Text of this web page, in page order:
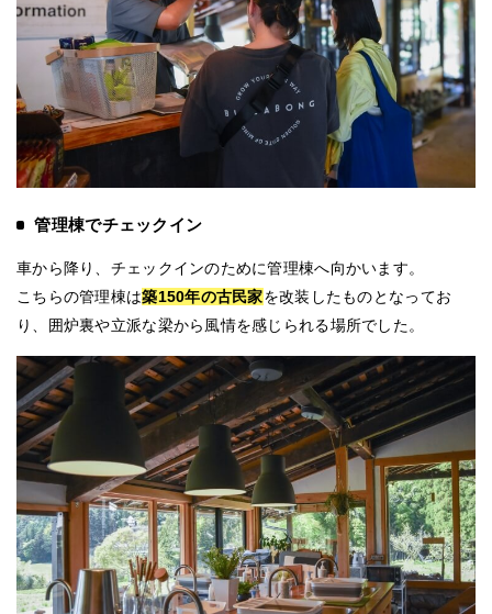
管理棟でチェックイン
車から降り、チェックインのために管理棟へ向かいます。
こちらの管理棟は築150年の古民家を改装したものとなってお
り、囲炉裏や立派な梁から風情を感じられる場所でした。